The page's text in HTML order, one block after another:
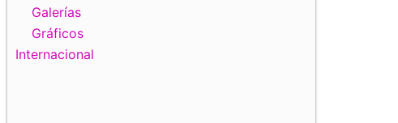
Galerías
Gráficos
Internacional